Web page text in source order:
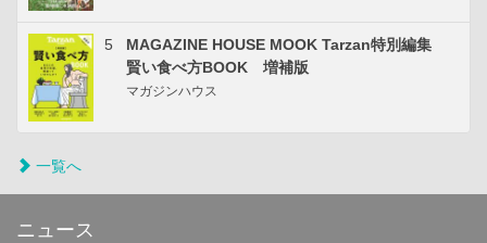
5
MAGAZINE HOUSE MOOK Tarzan特別編集
賢い食べ方BOOK 増補版
マガジンハウス
一覧へ
ニュース